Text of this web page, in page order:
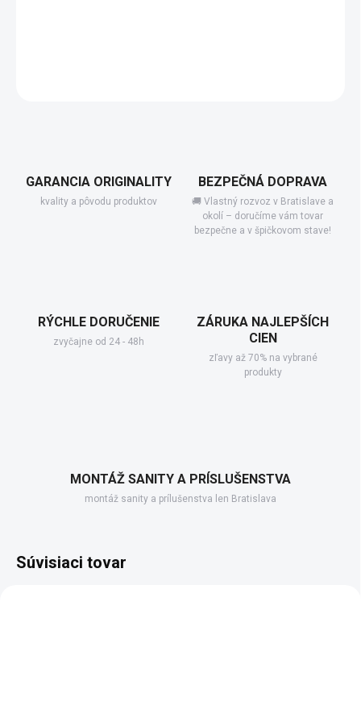
GARANCIA ORIGINALITY
kvality a pôvodu produktov
BEZPEČNÁ DOPRAVA
🚚 Vlastný rozvoz v Bratislave a
okolí – doručíme vám tovar
bezpečne a v špičkovom stave!
RÝCHLE DORUČENIE
zvyčajne od 24 - 48h
ZÁRUKA NAJLEPŠÍCH
CIEN
zľavy až 70% na vybrané
produkty
MONTÁŽ SANITY A PRÍSLUŠENSTVA
montáž sanity a prílušenstva len Bratislava
Súvisiaci tovar